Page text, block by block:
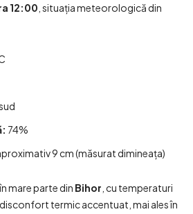
12:00 , situația meteorologică din
74%
9 cm (măsurat dimineața)
mare parte din Bihor , cu temperaturi
termic accentuat, mai ales în